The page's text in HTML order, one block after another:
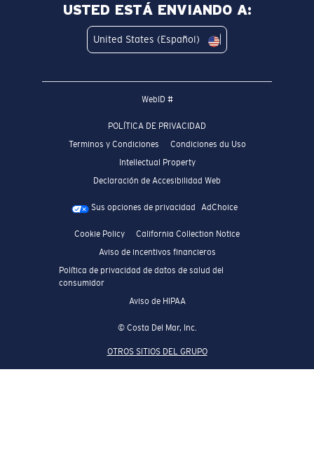
USTED ESTÁ ENVIANDO A:
United States (Español)
WebID #
POLÍTICA DE PRIVACIDAD
Terminos y Condiciones
Condiciones du Uso
Intellectual Property
Declaración de Accesibilidad Web
Sus opciones de privacidad AdChoice
Cookie Policy
California Collection Notice
Aviso de incentivos financieros
Política de privacidad de datos de salud del
consumidor
Aviso de HIPAA
© Costa Del Mar, Inc.
OTROS SITIOS DEL GRUPO